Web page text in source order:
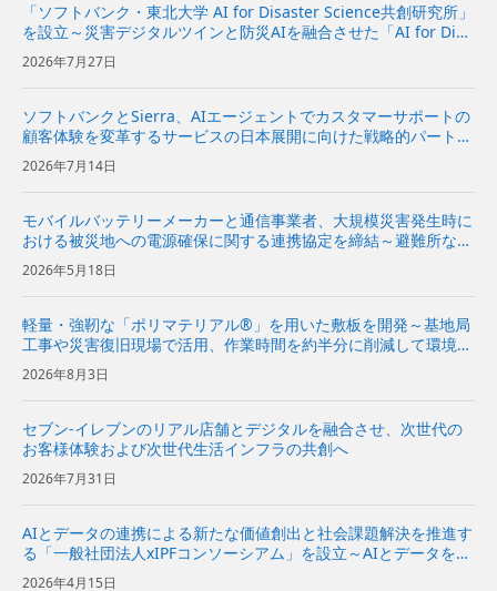
「ソフトバンク・東北大学 AI for Disaster Science共創研究所」
を設立～災害デジタルツインと防災AIを融合させた「AI for Disa
ster Science基盤」の研究開発と社会実装を推進～ | 企業・IR |
ソフ...
2026年7月27日
ソフトバンクとSierra、AIエージェントでカスタマーサポートの
顧客体験を変革するサービスの日本展開に向けた戦略的パートナ
ーシップ契約を締結〜Sierraの対話型AIプラットフォームをソフ
トバンクが日本市場で独占販売代理店として販売開始〜...
2026年7月14日
モバイルバッテリーメーカーと通信事業者、大規模災害発生時に
おける被災地への電源確保に関する連携協定を締結～避難所など
への電源関連機材の提供に向けて協力～
2026年5月18日
軽量・強靭な「ポリマテリアル®」を用いた敷板を開発～基地局
工事や災害復旧現場で活用、作業時間を約半分に削減して環境負
荷を低減～
2026年8月3日
セブン-イレブンのリアル店舗とデジタルを融合させ、次世代の
お客様体験および次世代生活インフラの共創へ
2026年7月31日
AIとデータの連携による新たな価値創出と社会課題解決を推進す
る「一般社団法人xIPFコンソーシアム」を設立～AIとデータを分
散環境下で安全かつ柔軟に活用できるAIスペースの実現をめざす
2026年4月15日